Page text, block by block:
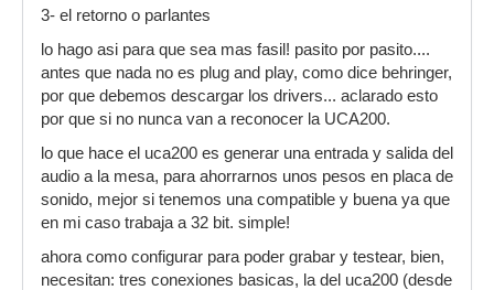
3- el retorno o parlantes
lo hago asi para que sea mas fasil! pasito por pasito....
antes que nada no es plug and play, como dice behringer,
por que debemos descargar los drivers... aclarado esto
por que si no nunca van a reconocer la UCA200.
lo que hace el uca200 es generar una entrada y salida del
audio a la mesa, para ahorrarnos unos pesos en placa de
sonido, mejor si tenemos una compatible y buena ya que
en mi caso trabaja a 32 bit. simple!
ahora como configurar para poder grabar y testear, bien,
necesitan: tres conexiones basicas, la del uca200 (desde